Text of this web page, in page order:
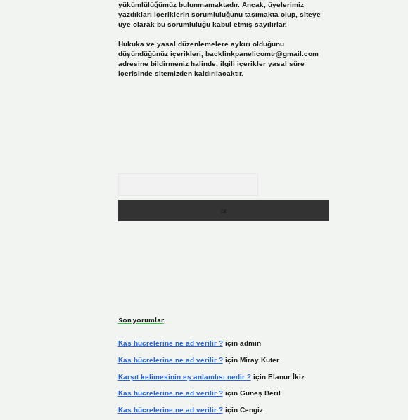
yükümlülüğümüz bulunmamaktadır. Ancak, üyelerimiz
yazdıkları içeriklerin sorumluluğunu taşımakta olup, siteye
üye olarak bu sorumluluğu kabul etmiş sayılırlar.
Hukuka ve yasal düzenlemelere aykırı olduğunu
düşündüğünüz içerikleri, backlinkpanelicomtr@gmail.com
adresine bildirmeniz halinde, ilgili içerikler yasal süre
içerisinde sitemizden kaldırılacaktır.
Son yorumlar
Kas hücrelerine ne ad verilir ?için admin
Kas hücrelerine ne ad verilir ?için Miray Kuter
Karşıt kelimesinin eş anlamlısı nedir ?için Elanur İkiz
Kas hücrelerine ne ad verilir ?için Güneş Beril
Kas hücrelerine ne ad verilir ?için Cengiz